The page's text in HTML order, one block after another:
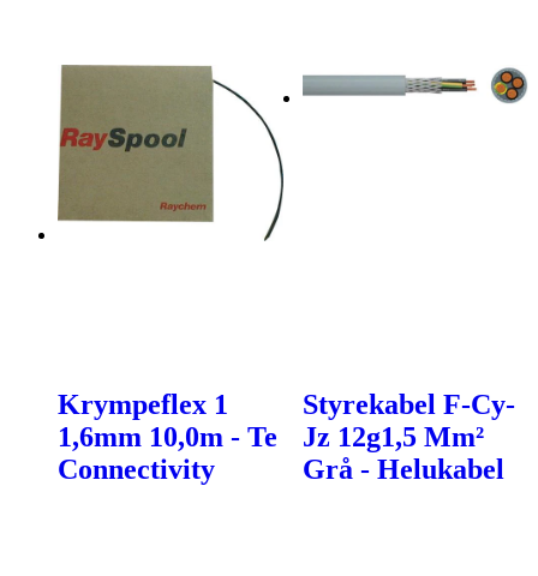
Krympeflex 1
1,6mm 10,0m - Te
Connectivity
Styrekabel F-Cy-
Jz 12g1,5 Mm²
Grå - Helukabel